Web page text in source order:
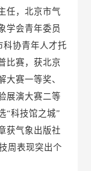
任，北京市气
学会青年委员
科协青年人才托
比赛，获北京
大赛一等奖、
展演大赛二等
“科技馆之城”
获气象出版社
周表现突出个